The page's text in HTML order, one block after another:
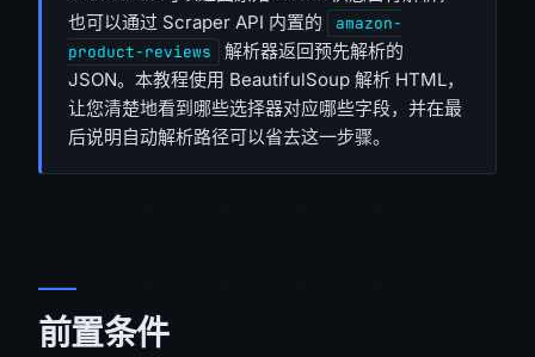
也可以通过 Scraper API 内置的
amazon-
product-reviews
解析器返回预先解析的
JSON。本教程使用 BeautifulSoup 解析 HTML，
让您清楚地看到哪些选择器对应哪些字段，并在最
后说明自动解析路径可以省去这一步骤。
前置条件